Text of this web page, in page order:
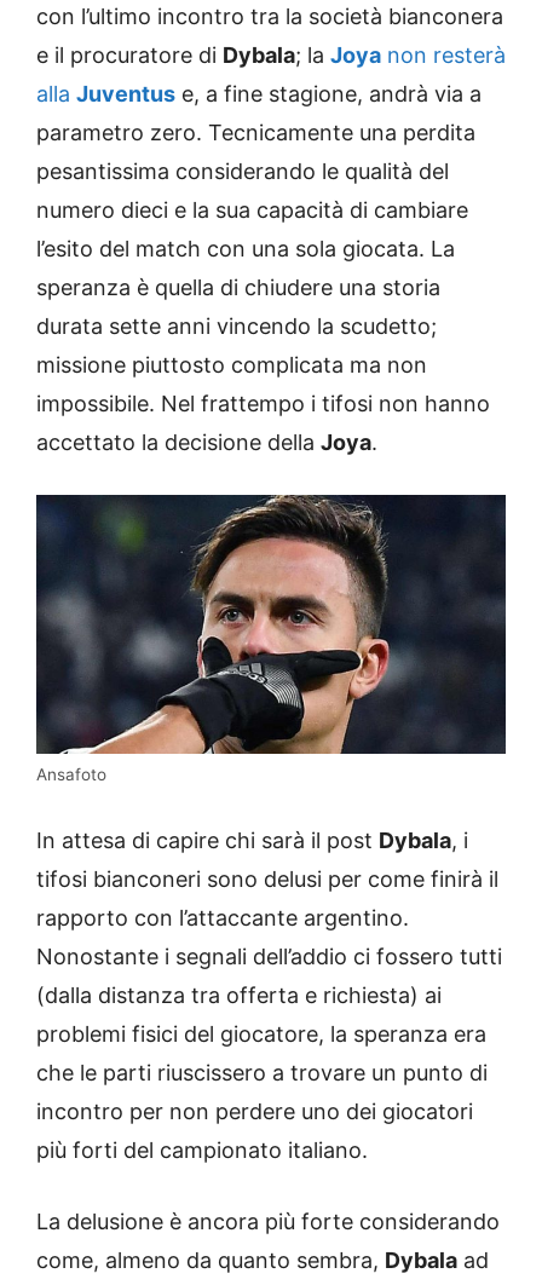
con l’ultimo incontro tra la società bianconera
e il procuratore di Dybala; la Joya non resterà
alla Juventus e, a fine stagione, andrà via a
parametro zero. Tecnicamente una perdita
pesantissima considerando le qualità del
numero dieci e la sua capacità di cambiare
l’esito del match con una sola giocata. La
speranza è quella di chiudere una storia
durata sette anni vincendo la scudetto;
missione piuttosto complicata ma non
impossibile. Nel frattempo i tifosi non hanno
accettato la decisione della Joya.
Ansafoto
In attesa di capire chi sarà il post Dybala, i
tifosi bianconeri sono delusi per come finirà il
rapporto con l’attaccante argentino.
Nonostante i segnali dell’addio ci fossero tutti
(dalla distanza tra offerta e richiesta) ai
problemi fisici del giocatore, la speranza era
che le parti riuscissero a trovare un punto di
incontro per non perdere uno dei giocatori
più forti del campionato italiano.
La delusione è ancora più forte considerando
come, almeno da quanto sembra, Dybala ad